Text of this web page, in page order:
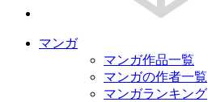
マンガ
マンガ作品一覧
マンガの作者一覧
マンガランキング